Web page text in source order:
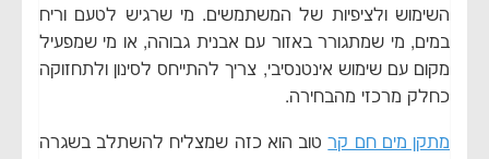
השימוש ולציפיות של המשתמשים. מי שרגיש לטעם וריח
במים, מי שמתגורר באזור עם אבנית גבוהה, או מי שמפעיל
מקום עם שימוש אינטנסיבי, צריך להתייחס לסינון ולתחזוקה
כחלק מרכזי מהבחירה.
מתקן מים חם קרטוב הוא כזה שמצליח להשתלב בשגרה